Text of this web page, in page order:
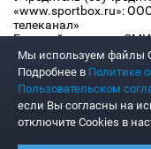
«www.sportbox.ru»:
телеканал»
Главный редактор СМИ
Конов В.А.
Номер телефона
«www.sportbox.ru»: +7
Адрес электронной
«www.sportbox.ru»:
Мы используем файлы
Подробнее в Политике
Пользовательском
если Вы согласны на
отключите Cookies в